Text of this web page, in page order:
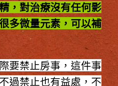
，對治療沒有任何影
多微量元素，可以補
要禁止房事，這件事
過禁止也有益處，不